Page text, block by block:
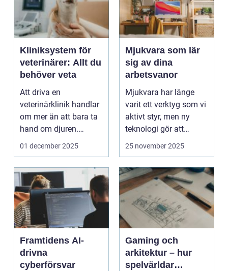
Kliniksystem för
veterinärer: Allt du
behöver veta
Att driva en
veterinärklinik handlar
om mer än att bara ta
hand om djuren.
Administrativa ...
01 december 2025
Mjukvara som lär
sig av dina
arbetsvanor
Mjukvara har länge
varit ett verktyg som vi
aktivt styr, men ny
teknologi gör att
program ...
25 november 2025
Framtidens AI-
drivna
cyberförsvar
Gaming och
arkitektur – hur
spelvärldar